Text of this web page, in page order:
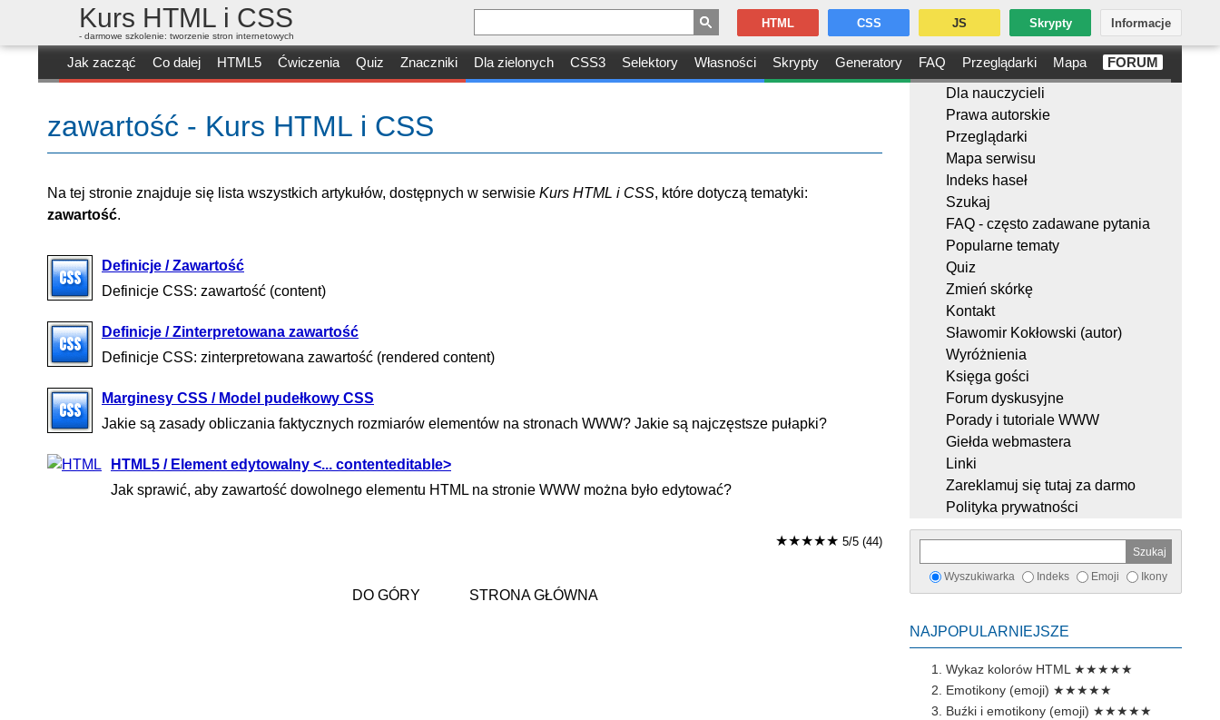
Kurs HTML i CSS
- darmowe szkolenie: tworzenie stron internetowych
Jak zacząć Co dalej HTML5 Ćwiczenia Quiz Znaczniki Dla zielonych CSS3 Selektory Własności Skrypty Generatory FAQ Przeglądarki Mapa FORUM
HTML CSS JS Skrypty Informacje
Dla nauczycieli
Prawa autorskie
Przeglądarki
Mapa serwisu
Indeks haseł
Szukaj
FAQ - często zadawane pytania
Popularne tematy
Quiz
Zmień skórkę
Kontakt
Sławomir Kokłowski (autor)
Wyróżnienia
Księga gości
Forum dyskusyjne
Porady i tutoriale WWW
Giełda webmastera
Linki
Zareklamuj się tutaj za darmo
Polityka prywatności
Wyszukiwarka Indeks Emoji Ikony
NAJPOPULARNIEJSZE
Wykaz kolorów HTML ★★★★★
Emotikony (emoji) ★★★★★
Buźki i emotikony (emoji) ★★★★★
zawartość - Kurs HTML i CSS
Na tej stronie znajduje się lista wszystkich artykułów, dostępnych w serwisie Kurs HTML i CSS, które dotyczą tematyki:
zawartość.
Definicje / Zawartość
Definicje CSS: zawartość (content)
Definicje / Zinterpretowana zawartość
Definicje CSS: zinterpretowana zawartość (rendered content)
Marginesy CSS / Model pudełkowy CSS
Jakie są zasady obliczania faktycznych rozmiarów elementów na stronach WWW? Jakie są najczęstsze pułapki?
HTML5 / Element edytowalny <... contenteditable>
Jak sprawić, aby zawartość dowolnego elementu HTML na stronie WWW można było edytować?
★★★★★ 5/5 (44)
DO GÓRY STRONA GŁÓWNA